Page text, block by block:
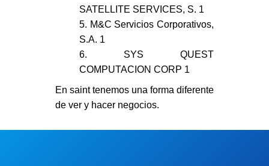
SATELLITE SERVICES, S. 1
5. M&C Servicios Corporativos,
S.A. 1
6. SYS QUEST
COMPUTACION CORP 1
En saint tenemos unaforma diferente
de ver y hacer negocios.